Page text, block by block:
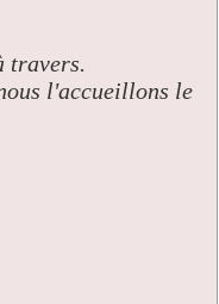
travers.
l'accueillons le